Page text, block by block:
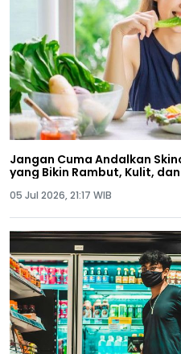
Jangan Cuma Andalkan
yang Bikin Rambut, Kulit,
05 Jul 2026, 21:17 WIB